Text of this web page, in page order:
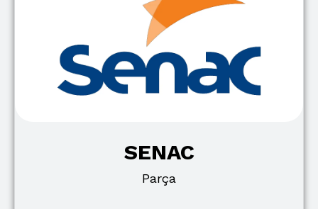
SENAC
Parça